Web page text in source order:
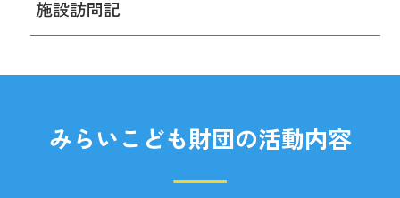
施設訪問記
みらいこども財団の活動内容